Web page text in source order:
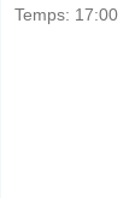
Temps: 17:00